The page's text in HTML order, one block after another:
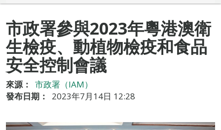
市政署參與2023年粵港澳衛
生檢疫、動植物檢疫和食品
安全控制會議
來源：
市政署（IAM）
發布日期：
2023年7月14日 12:28